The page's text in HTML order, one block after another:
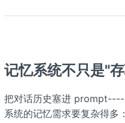
记忆系统不只是"
把对话历史塞进
系统的记忆需求要复杂得多：